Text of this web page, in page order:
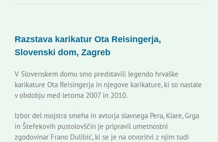
Kontakti
Novi odmev – naše glasilo
Založništvo
Razstava karikatur Ota Reisingerja,
Slovenski dom, Zagreb
V Slovenskem domu smo predstavili legendo hrvaške
karikature Ota Reisingerja in njegove karikature, ki so nastale
v obdobju med letoma 2007 in 2010.
Izbor del mojstra smeha in avtorja slavnega Pera, Klare, Grga
in Štefekovih pustolovščin je pripravil umetnostni
zgodovinar Frano Dulibić, ki se je na otvoritvi z njim tudi